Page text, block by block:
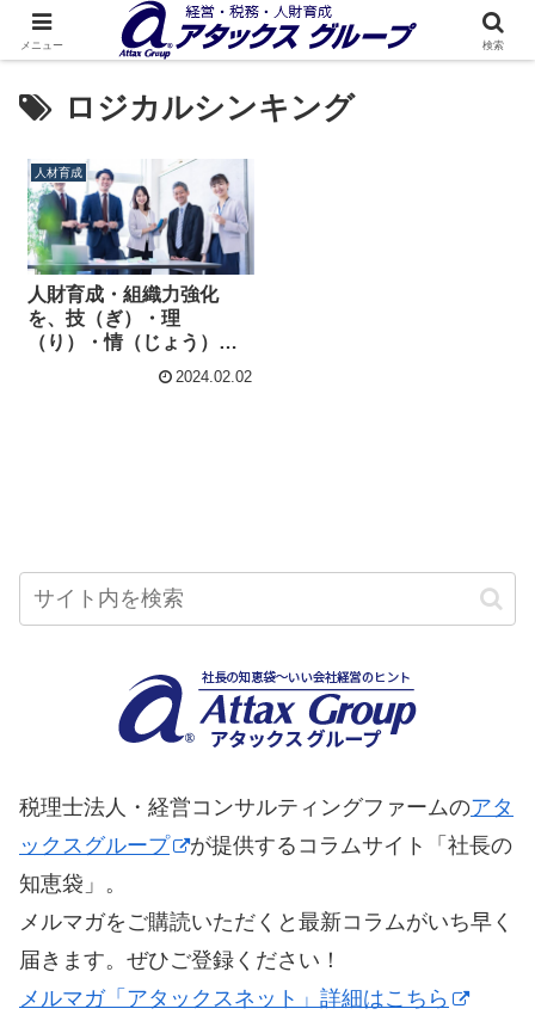
ロジカルシンキング
人材育成
人財育成・組織力強化
を、技（ぎ）・理
（り）・情（じょう）の
３つの軸で考える
2024.02.02
税理士法人・経営コンサルティングファームのアタ
ックスグループ
が提供するコラムサイト「社長の
知恵袋」。
メルマガをご購読いただくと最新コラムがいち早く
届きます。ぜひご登録ください！
メルマガ「アタックスネット」詳細はこちら
メニュー 検索